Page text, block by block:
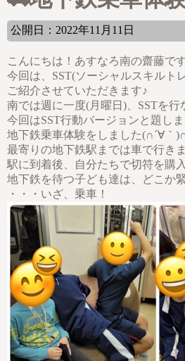
公開日：2022年11月11日
こんにちは！あすなろ南の齋藤で
今回は、SST(ソーシャルスキルト
ご紹介させていただきます♪
南では週に一度(月曜日)、SSTを行
今回はSST行動バージョンと題し
地下鉄乗車体験をしました(∩´∀｀
最寄りの地下鉄駅までは車で行き
駅に到着後、自分たちで切符を購
地下鉄を待つ子ども達は、どこか
・・・いざ、乗車！